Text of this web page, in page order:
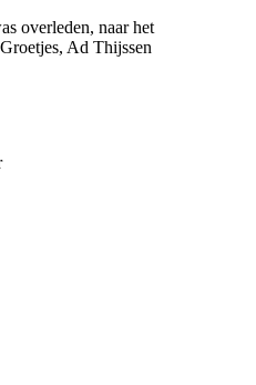
overleden, naar het
Ad Thijssen